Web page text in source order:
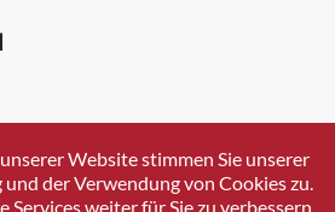
Website stimmen Sie unserer
der Verwendung von Cookies zu.
Services weiter für Sie zu verbessern.